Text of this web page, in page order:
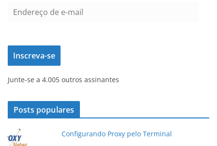
e
e
ç
d
e
-
Inscreva-se
Junte-se a 4.005 outros assinantes
Posts populares
Configurando Proxy pelo Terminal